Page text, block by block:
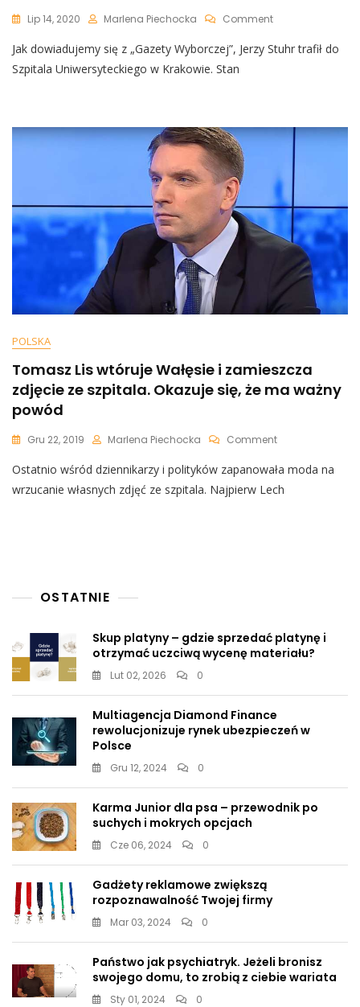
Lip 14, 2020 Marlena Piechocka CommentOn
Stuhr
Stan
Jest
Jak dowiadujemy się z „Gazety Wyborczej”, Jerzy Stuhr trafił do
Szpitala Uniwersyteckiego w Krakowie. Stan
POLSKA
Tomasz Lis wtóruje Wałęsie i zamieszcza
zdjęcie ze szpitala. Okazuje się, że ma ważny
powód
Gru 22, 2019 Marlena Piechocka CommentOn
Lis
Wtóruje
Ma
Ważny
Ostatnio wśród dziennikarzy i polityków zapanowała moda na
wrzucanie własnych zdjęć ze szpitala. Najpierw Lech
OSTATNIE
Skup platyny – gdzie sprzedać platynę i
otrzymać uczciwą wycenę materiału?
Lut 02, 2026 0
Multiagencja Diamond Finance
rewolucjonizuje rynek ubezpieczeń w
Polsce
Gru 12, 2024 0
Karma Junior dla psa – przewodnik po
suchych i mokrych opcjach
Cze 06, 2024 0
Gadżety reklamowe zwiększą
rozpoznawalność Twojej firmy
Mar 03, 2024 0
Państwo jak psychiatryk. Jeżeli bronisz
swojego domu, to zrobią z ciebie wariata
Sty 01, 2024 0